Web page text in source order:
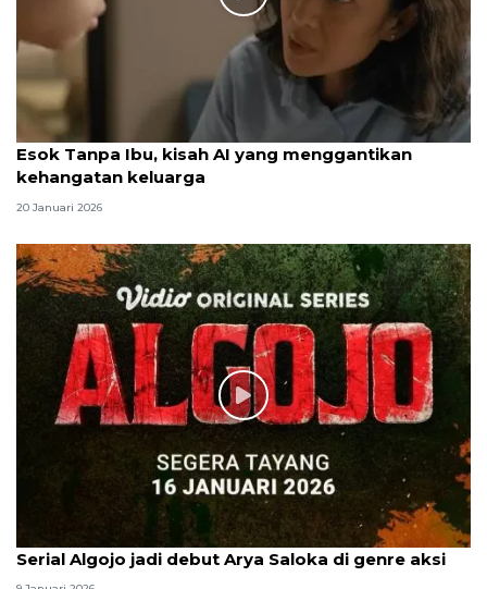
Esok Tanpa Ibu, kisah AI yang menggantikan
kehangatan keluarga
20 Januari 2026
Serial Algojo jadi debut Arya Saloka di genre aksi